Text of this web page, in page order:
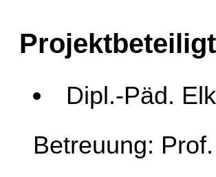
Dipl.-Päd.
Betreuung: